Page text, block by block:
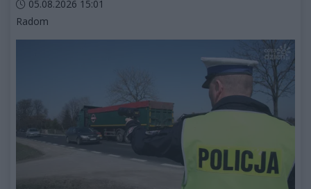
Data dodania artykułu:
05.08.2026 15:01
Kategorie artykułu:
Radom